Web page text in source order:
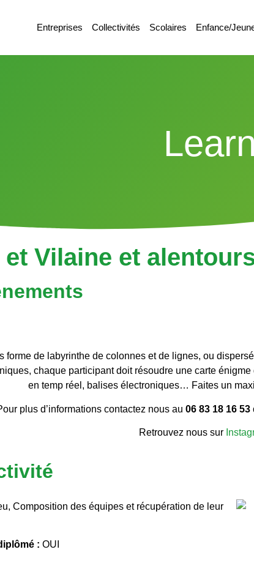
Entreprises Collectivités Scolaires Enfance/
Vilaine et
forme de labyrinthe de colonnes et de lignes, ou
chaque participant doit résoudre une carte
en temp réel, balises électroniques… Faites un
plus d’informations contactez nous au 06 83 18 16 53
Retrouvez nous sur
Composition des équipes et récupération de leur
: OUI